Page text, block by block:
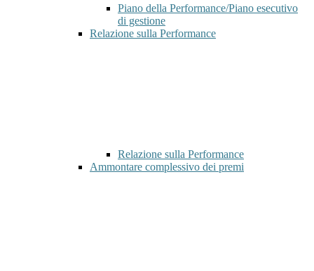
Piano della Performance/Piano esecutivo
di gestione
Relazione sulla Performance
Relazione sulla Performance
Ammontare complessivo dei premi